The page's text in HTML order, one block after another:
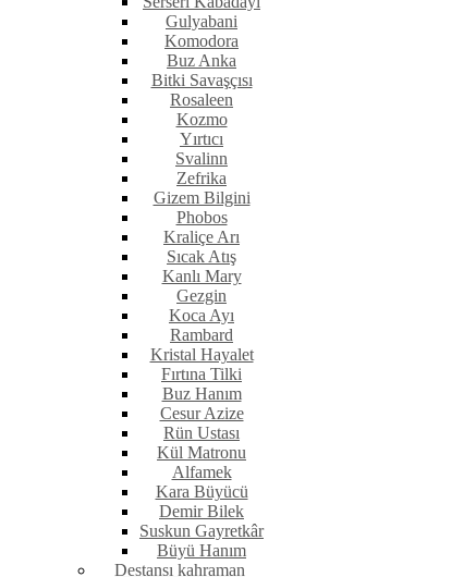
Gulyabani
Komodora
Buz Anka
Bitki Savaşçısı
Rosaleen
Kozmo
Yırtıcı
Svalinn
Zefrika
Gizem Bilgini
Phobos
Kraliçe Arı
Sıcak Atış
Kanlı Mary
Gezgin
Koca Ayı
Rambard
Kristal Hayalet
Fırtına Tilki
Buz Hanım
Cesur Azize
Rün Ustası
Kül Matronu
Alfamek
Kara Büyücü
Demir Bilek
Suskun Gayretkâr
Büyü Hanım
Destansı kahraman